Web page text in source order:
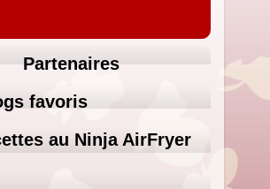
Partenaires
favoris
au Ninja AirFryer